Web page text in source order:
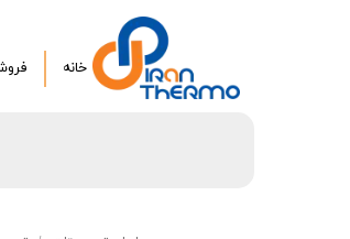
خانه